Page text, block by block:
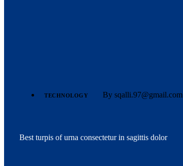
TECHNOLOGY By sqalli.97@gmail.com
Best turpis of urna consectetur in sagittis dolor